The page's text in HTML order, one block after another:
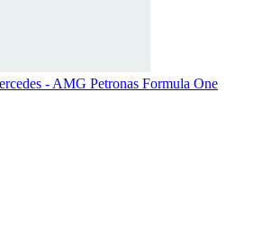
- AMG Petronas Formula One